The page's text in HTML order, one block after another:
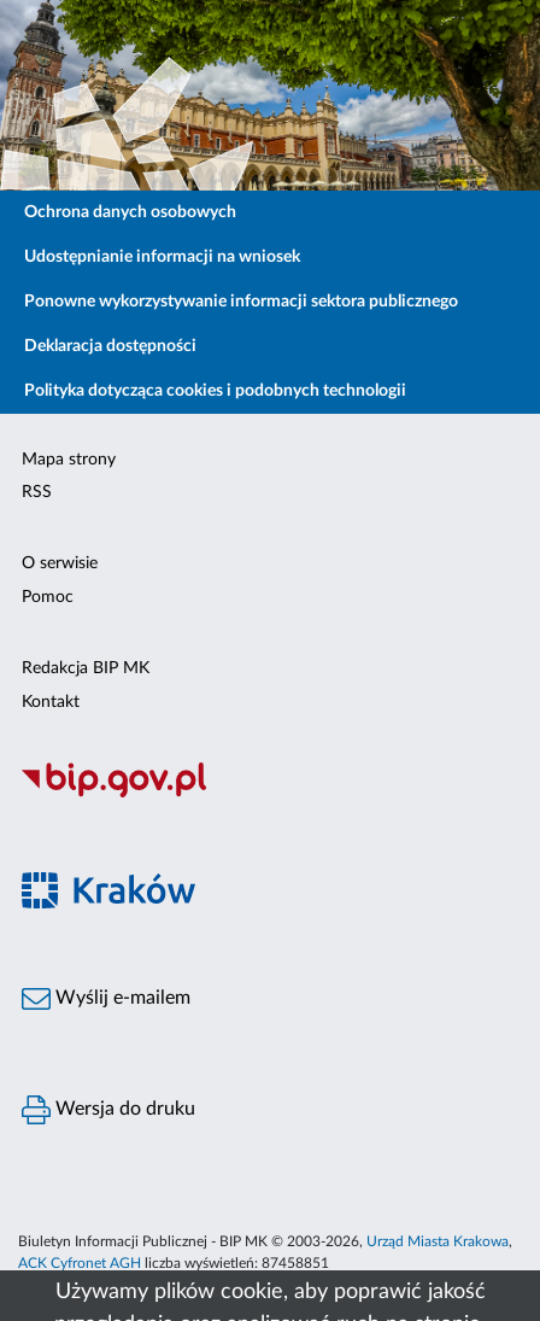
Używamy plików cookie, aby poprawić jakość
Ochrona danych osobowych
Udostępnianie informacji na wniosek
Ponowne wykorzystywanie informacji sektora publicznego
Deklaracja dostępności
Polityka dotycząca cookies i podobnych technologii
Mapa strony
RSS
O serwisie
Pomoc
Redakcja BIP MK
Kontakt
Wyślij e-mailem
Wersja do druku
Biuletyn Informacji Publicznej - BIP MK © 2003-2026, Urząd Miasta Krakowa,
ACK Cyfronet AGH liczba wyświetleń: 87458851